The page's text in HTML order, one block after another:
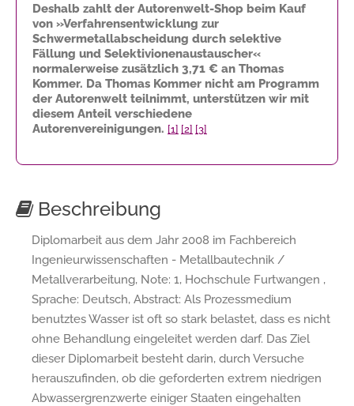
Deshalb zahlt der Autorenwelt-Shop beim Kauf
von »Verfahrensentwicklung zur
Schwermetallabscheidung durch selektive
Fällung und Selektivionenaustauscher«
normalerweise zusätzlich 3,71 € an Thomas
Kommer. Da Thomas Kommer nicht am Programm
der Autorenwelt teilnimmt, unterstützen wir mit
diesem Anteil verschiedene
Autorenvereinigungen. [1] [2] [3]
Beschreibung
Diplomarbeit aus dem Jahr 2008 im Fachbereich
Ingenieurwissenschaften - Metallbautechnik /
Metallverarbeitung, Note: 1, Hochschule Furtwangen ,
Sprache: Deutsch, Abstract: Als Prozessmedium
benutztes Wasser ist oft so stark belastet, dass es nicht
ohne Behandlung eingeleitet werden darf. Das Ziel
dieser Diplomarbeit besteht darin, durch Versuche
herauszufinden, ob die geforderten extrem niedrigen
Abwassergrenzwerte einiger Staaten eingehalten